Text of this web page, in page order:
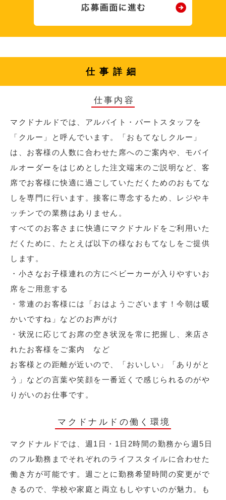
仕事詳細
仕事内容
マクドナルドでは、アルバイト・パートスタッフを
「クルー」と呼んでいます。「おもてなしクルー」
は、お客様の人数に合わせた席へのご案内や、モバイ
ルオーダーをはじめとした注文端末のご説明など、客
席でお客様に快適に過ごしていただくためのおもてな
しを専門に行います。接客に専念するため、レジやキ
ッチンでの業務はありません。
すべてのお客さまに快適にマクドナルドをご利用いた
だくために、たとえば以下の様なおもてなしをご提供
します。
・小さなお子様連れの方にベビーカーが入りやすいお
席をご用意する
・常連のお客様には「おはようございます！今朝は暖
かいですね」などのお声がけ
・状況に応じてお席の空き状況を常に把握し、来店さ
れたお客様をご案内 など
お客様との距離が近いので、「おいしい」「ありがと
う」などの言葉や笑顔を一番近くで感じられるのがや
りがいのお仕事です。
マクドナルドの働く環境
マクドナルドでは、週1日・1日2時間の勤務から週5日
のフル勤務までそれぞれのライフスタイルに合わせた
働き方が可能です。週ごとに勤務希望時間の変更がで
きるので、学校や家庭と両立もしやすいのが魅力。も